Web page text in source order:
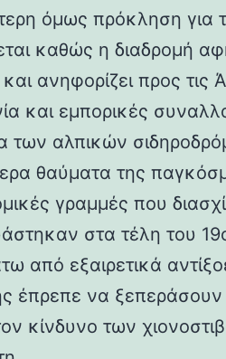
όμως πρόκληση για
καθώς η διαδρομή
και ανηφορίζει προς
και εμπορικές
των αλπικών
θαύματα της
γραμμές που
στα τέλη του
από εξαιρετικά
έπρεπε να ξεπεράσουν
κίνδυνο των